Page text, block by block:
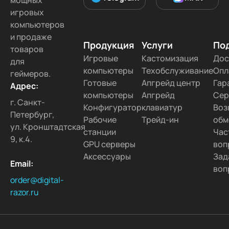
игровых
компьютеров
и продаже
товаров
для
геймеров.
Адрес:
г. Санкт-
Петербург,
ул. Кронштадтская
9, к.4.
Email:
order@digital-
razor.ru
Продукция
Игровые
компьютеры
Готовые
компьютеры
Конфигуратор
Рабочие
станции
GPU серверы
Аксессуары
Услуги
Кастомизация
Техобслуживание
Апгрейд центр
Апгрейд
клавиатур
Трейд-ин